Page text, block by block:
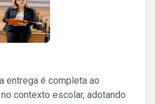
entrega é completa ao
contexto escolar, adotando